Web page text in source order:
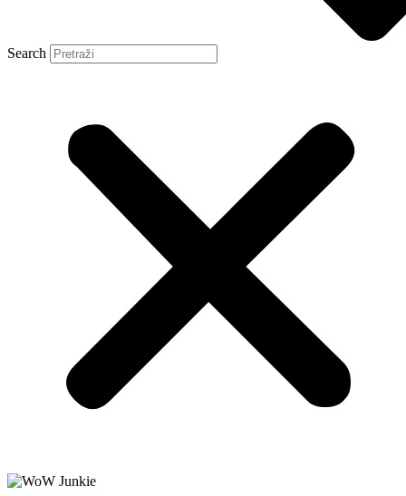
Search